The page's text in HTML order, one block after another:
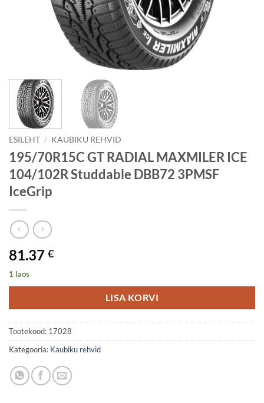
ESILEHT / KAUBIKU REHVID
195/70R15C GT RADIAL MAXMILER ICE
104/102R Studdable DBB72 3PMSF
IceGrip
81.37 €
1 laos
LISA KORVI
Tootekood: 17028
Kategooria: Kaubiku rehvid